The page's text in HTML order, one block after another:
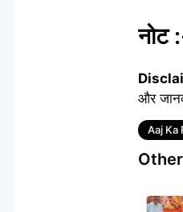
नोट
और
Tags
Aaj Ka